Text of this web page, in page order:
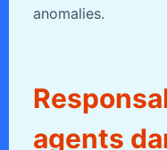
anomalies.
agents